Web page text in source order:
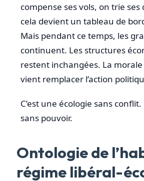
compense ses vols, on trie
cela devient un tableau de
Mais pendant ce temps, les
continuent. Les structures
restent inchangées. La
vient remplacer l’action
C’est une écologie sans
sans pouvoir.
Ontologie de
régime libéral-